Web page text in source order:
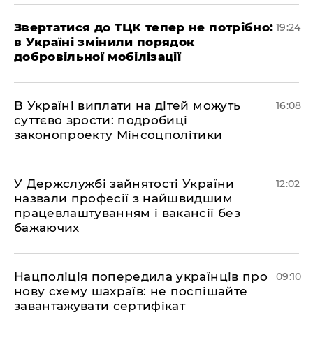
​Звертатися до ТЦК тепер не потрібно:
в Україні змінили порядок
добровільної мобілізації
19:24
В Україні виплати на дітей можуть
суттєво зрости: подробиці
законопроекту Мінсоцполітики
16:08
У Держслужбі зайнятості України
назвали професії з найшвидшим
працевлаштуванням і вакансії без
бажаючих
12:02
Нацполіція попередила українців про
нову схему шахраїв: не поспішайте
завантажувати сертифікат
09:10